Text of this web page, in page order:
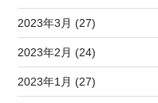
2023年3月 (27)
2023年2月 (24)
2023年1月 (27)